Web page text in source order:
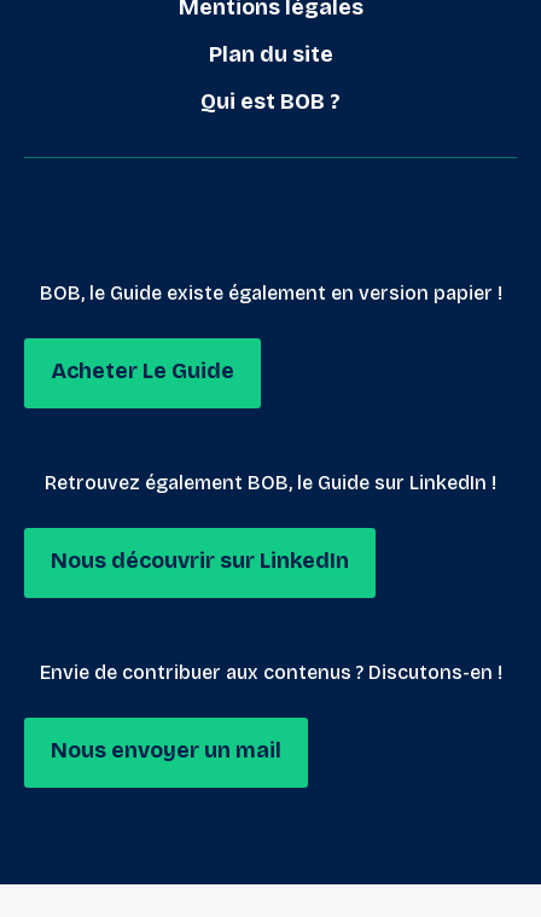
Mentions légales
Plan du site
Qui est BOB ?
BOB, le Guide existe également en version papier !
Acheter Le Guide
Retrouvez également BOB, le Guide sur LinkedIn !
Nous découvrir sur LinkedIn
Envie de contribuer aux contenus ? Discutons-en !
Nous envoyer un mail